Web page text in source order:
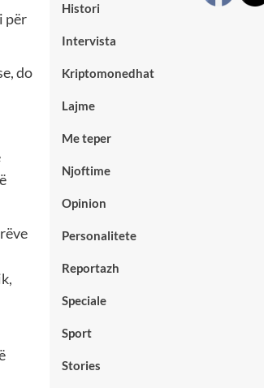
për
do
Histori
Intervista
Kriptomonedhat
Lajme
Me teper
Njoftime
Opinion
Personalitete
Reportazh
Speciale
Sport
Stories